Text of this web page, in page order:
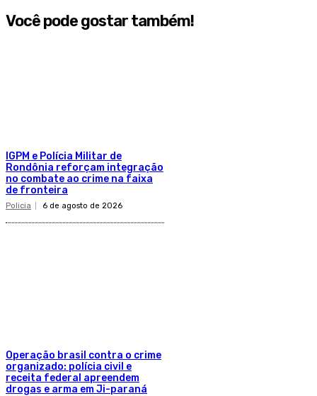
Você pode gostar também!
IGPM e Polícia Militar de
Rondônia reforçam integração
no combate ao crime na faixa
de fronteira
Policia 6 de agosto de 2026
Operação brasil contra o crime
organizado: polícia civil e
receita federal apreendem
drogas e arma em Ji-paraná